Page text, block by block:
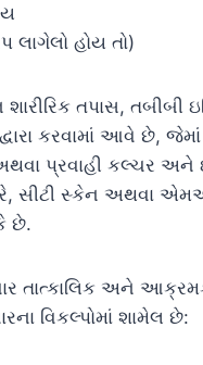
લાગેલો હોય તો)
શારીરિક તપાસ, તબીબી
કરવામાં આવે છે, જેમાં
અથવા પ્રવાહી કલ્ચર
સીટી સ્કેન અથવા
છે.
તાત્કાલિક અને
વિકલ્પોમાં શામેલ છે: